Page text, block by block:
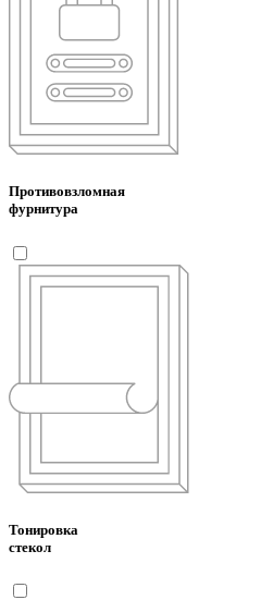
Противовзломная
фурнитура
Тонировка
стекол